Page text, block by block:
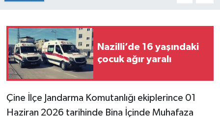
Nazilli’de 16 yaşındaki
çocuk ağır yaralı
Çine İlçe Jandarma Komutanlığı ekiplerince 01
Haziran 2026 tarihinde Bina İçinde Muhafaza